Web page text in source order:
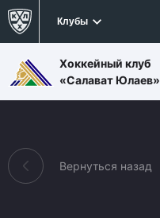
Клубы
Хоккейный клуб
«Салават Юлаев»
Вернуться назад